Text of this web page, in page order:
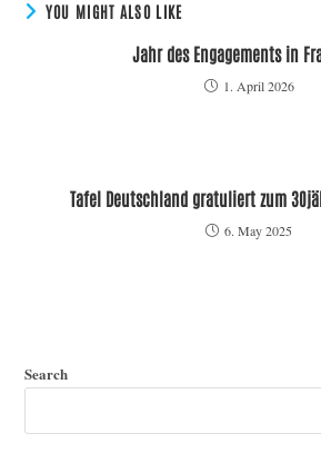
YOU MIGHT ALSO LIKE
Jahr des Engagements in
1. April 2026
Tafel Deutschland gratuliert zum
6. May 2025
Search